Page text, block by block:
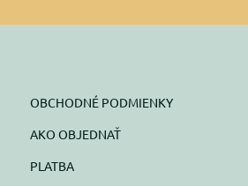
OBCHODNÉ PODMIENKY
AKO OBJEDNAŤ
PLATBA